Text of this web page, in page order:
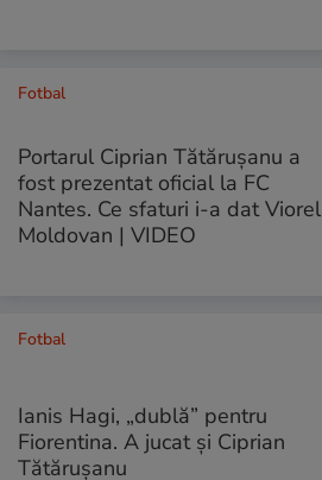
Fotbal
Portarul Ciprian Tătărușanu a
fost prezentat oficial la FC
Nantes. Ce sfaturi i-a dat Viorel
Moldovan | VIDEO
Fotbal
Ianis Hagi, „dublă” pentru
Fiorentina. A jucat şi Ciprian
Tătăruşanu